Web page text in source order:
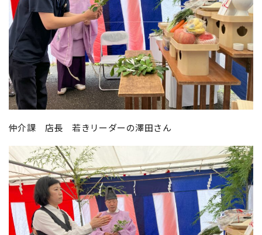
仲介課 店長 若きリーダーの澤田さん